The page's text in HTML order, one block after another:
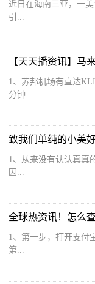
近日在海南三亚，一
引...
【天天播资讯】马
1、苏邦机场有直达
分钟...
1、从来没有认认真真
因...
1、第一步，打开支付
第...